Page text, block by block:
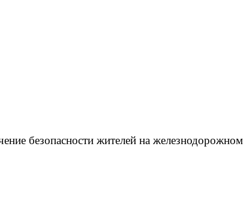
безопасности жителей на железнодорожном